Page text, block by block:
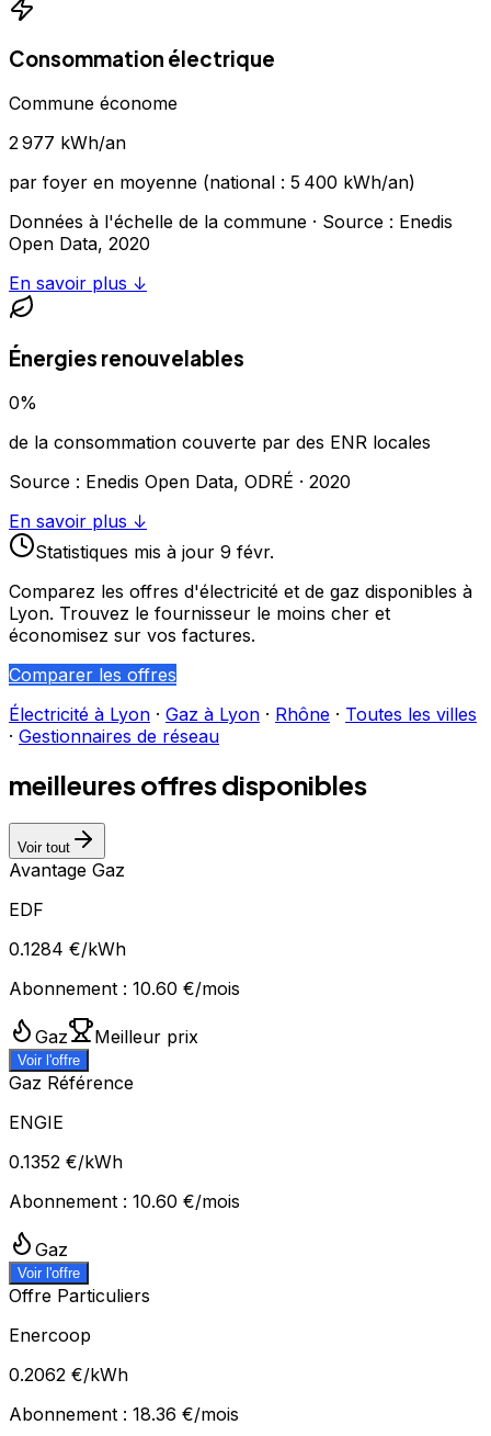
Consommation électrique
Commune économe
2 977 kWh/an
par foyer en moyenne (national : 5 400 kWh/an)
Données à l'échelle de la commune · Source : Enedis
Open Data, 2020
En savoir plus ↓
Énergies renouvelables
0%
de la consommation couverte par des ENR locales
Source : Enedis Open Data, ODRÉ · 2020
En savoir plus ↓
Statistiques mis à jour 9 févr.
Comparez les offres d'électricité et de gaz disponibles à
Lyon. Trouvez le fournisseur le moins cher et
économisez sur vos factures.
Comparer les offres
Électricité à Lyon · Gaz à Lyon · Rhône · Toutes les villes
· Gestionnaires de réseau
meilleures offres disponibles
Voir tout
Avantage Gaz
EDF
0.1284 €/kWh
Abonnement : 10.60 €/mois
Gaz Meilleur prix
Voir l'offre
Gaz Référence
ENGIE
0.1352 €/kWh
Abonnement : 10.60 €/mois
Gaz
Voir l'offre
Offre Particuliers
Enercoop
0.2062 €/kWh
Abonnement : 18.36 €/mois